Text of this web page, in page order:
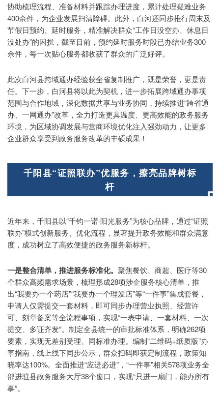
协助梳理流程、准备材料并跟踪办理进度，累计处理疑难业务
400余件，为企业发展扫清障碍。此外，白河还同步推行周末及
节假日预约、延时服务，精准解决群众“工作日没空办、休息日
没处办”的困扰，截至目前，预约延时服务时段已办结业务300
余件，每一次贴心服务都收获了群众的广泛好评。
此次白河县跨域通办经验获全省复制推广，既是荣誉，更是责
任。下一步，白河县将以此为契机，进一步拓展跨域通办事项
范围与合作地域，深化数据共享与业务协同，持续推进“跨省通
办、一网通办”改革，全力打造更具温度、更高效能的政务服务
环境，为区域协调发展与营商环境优化注入强劲动力，让更多
企业群众享受到政务服务改革的丰硕成果！
千阳县“证照联办”优服务，擦亮品牌树标
杆
近年来，千阳县以“千钧一诺·阳光服务”为核心品牌，通过“证照
联办”模式创新服务、优化流程，显著提升政务效能和群众满意
度，成功树立了高效便捷的政务服务新标杆。
一是整合清单，推进服务标准化。 聚焦餐饮、商超、医疗等30
个群众高频需求场景，梳理形成28项涉企服务核心清单，推
出“我要办一个药店”“我要办一个理发店”等“一件事”集成套餐，
申请人仅需提交一套材料，即可同步办理营业执照、经营许
可、刻章备案等全流程事项，实现“一表申请、一套材料、一次
提交、多证齐发”。制定全县统一的审批标准体系，明确262项
要素，实现无差别受理、同标准办理。编制“二维码+纸质版”办
事指南，线上线下同步公示，群众扫码即获定制流程，政策知
晓率达100%。全面推进“应进必进”，“一件事”相关578项业务全
部进驻县政务服务大厅38个窗口，实现“只进一扇门，能办所有
事”。